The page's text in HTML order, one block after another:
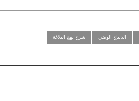
الديباج الوضي شرح نهج البلاغة